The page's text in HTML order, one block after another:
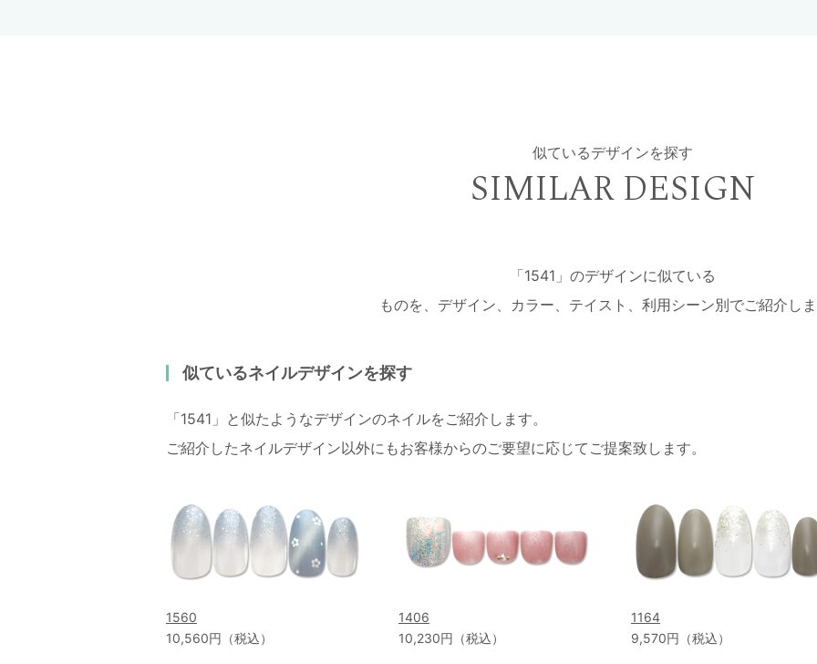
似ているデザインを探す
SIMILAR DESIGN
「1541」のデザインに似ている
ものを、デザイン、カラー、テイスト、利用シーン別でご紹介し
似ているネイルデザインを探す
「1541」と似たようなデザインのネイルをご紹介します。
ご紹介したネイルデザイン以外にもお客様からのご要望に応じてご提案致します。
1560
10,560円（税込）
1406
10,230円（税込）
1164
9,570円（税込）